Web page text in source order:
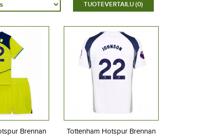
TUOTEVERTAILU (0)
Brennan
Tottenham Hotspur Brennan